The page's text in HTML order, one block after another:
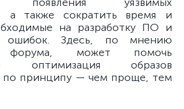
а также сократить время и
на разработку ПО и
ошибок. Здесь, по мнению
форума, может помочь
оптимизация образов
по принципу — чем проще, тем